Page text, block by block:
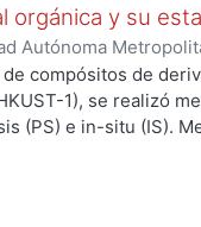
orgánica y su
Autónoma
de Información.,
compósitos de
1), se realizó
(PS) e in-situ (IS).